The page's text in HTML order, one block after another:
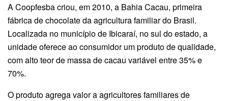
A Coopfesba criou, em 2010, a Bahia Cacau, primeira
fábrica de chocolate da agricultura familiar do Brasil.
Localizada no município de Ibicaraí, no sul do estado, a
unidade oferece ao consumidor um produto de qualidade,
com alto teor de massa de cacau variável entre 35% e
70%.
O produto agrega valor a agricultores familiares de